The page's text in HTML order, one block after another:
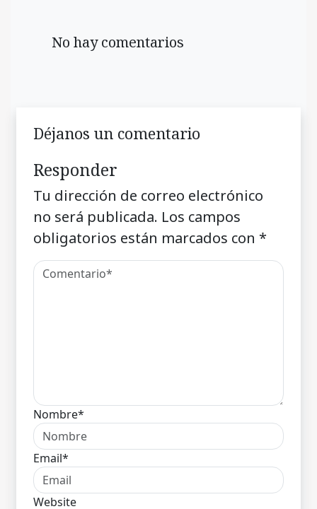
No hay comentarios
Déjanos un comentario
Responder
Tu dirección de correo electrónico
no será publicada. Los campos
obligatorios están marcados con *
Nombre*
Email*
Website